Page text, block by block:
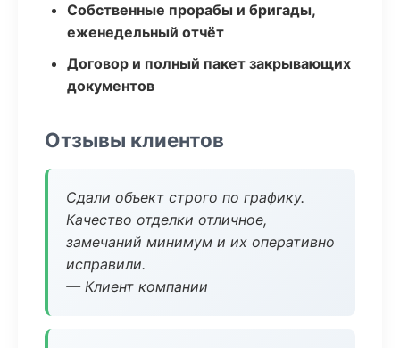
Собственные прорабы и бригады,
еженедельный отчёт
Договор и полный пакет закрывающих
документов
Отзывы клиентов
Сдали объект строго по графику.
Качество отделки отличное,
замечаний минимум и их оперативно
исправили.
— Клиент компании